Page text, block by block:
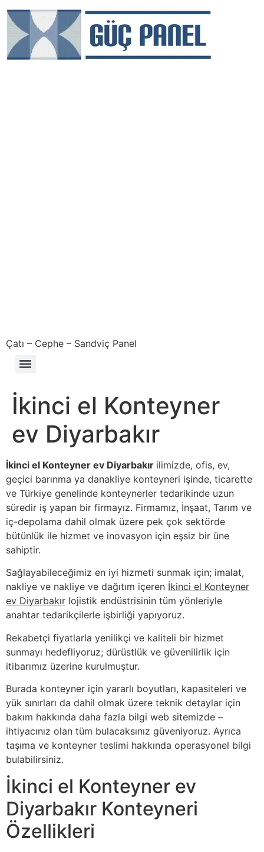
Çatı – Cephe – Sandviç Panel
İkinci el Konteyner
ev Diyarbakır
İkinci el Konteyner ev Diyarbakır ilimizde, ofis, ev,
geçici barınma ya danakliye konteyneri işinde, ticarette
ve Türkiye genelinde konteynerler tedarikinde uzun
süredir iş yapan bir firmayız. Firmamız, İnşaat, Tarım ve
iç-depolama dahil olmak üzere pek çok sektörde
bütünlük ile hizmet ve inovasyon için eşsiz bir üne
sahiptir.
Sağlayabileceğimiz en iyi hizmeti sunmak için; imalat,
nakliye ve nakliye ve dağıtım içeren İkinci el Konteyner
ev Diyarbakır lojistik endüstrisinin tüm yönleriyle
anahtar tedarikçilerle işbirliği yapıyoruz.
Rekabetçi fiyatlarla yenilikçi ve kaliteli bir hizmet
sunmayı hedefliyoruz; dürüstlük ve güvenilirlik için
itibarımız üzerine kurulmuştur.
Burada konteyner için yararlı boyutları, kapasiteleri ve
yük sınırları da dahil olmak üzere teknik detaylar için
bakım hakkında daha fazla bilgi web sitemizde –
ihtiyacınız olan tüm bulacaksınız güveniyoruz. Ayrıca
taşıma ve konteyner teslimi hakkında operasyonel bilgi
bulabilirsiniz.
İkinci el Konteyner ev
Diyarbakır Konteyneri
Özellikleri